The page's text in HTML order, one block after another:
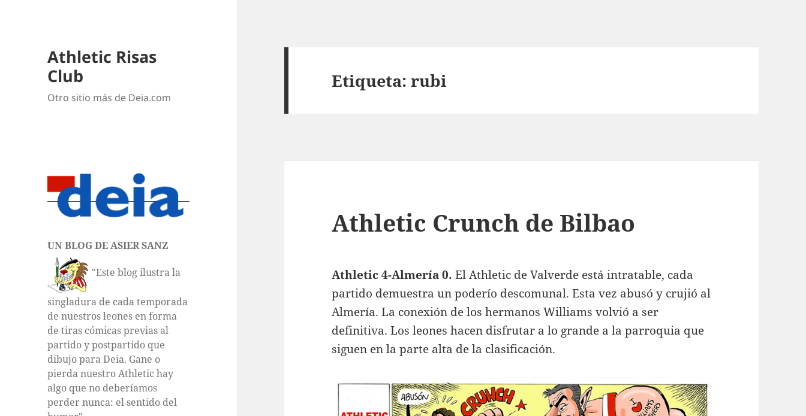
Athletic Risas
Club
Otro sitio más de Deia.com
UN BLOG DE ASIER SANZ
"Este blog ilustra la
singladura de cada temporada
de nuestros leones en forma
de tiras cómicas previas al
partido y postpartido que
dibujo para Deia. Gane o
pierda nuestro Athletic hay
algo que no deberíamos
perder nunca: el sentido del
Etiqueta:rubi
Athletic Crunch de Bilbao
Athletic 4-Almería 0. El Athletic de Valverde está intratable, cada
partido demuestra un poderío descomunal. Esta vez abusó y crujió al
Almería. La conexión de los hermanos Williams volvió a ser
definitiva. Los leones hacen disfrutar a lo grande a la parroquia que
siguen en la parte alta de la clasificación.